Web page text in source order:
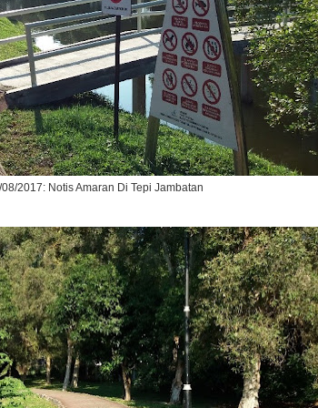
2017: Notis Amaran Di Tepi Jambatan